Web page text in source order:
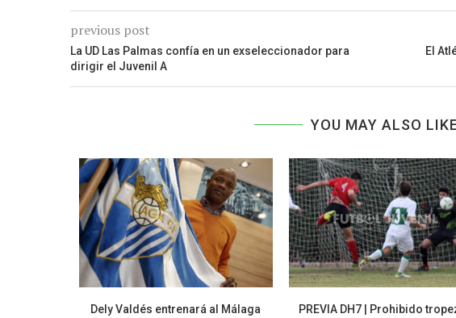
previous post
La UD Las Palmas confía en un exseleccionador para
dirigir el Juvenil A
El
YOU MAY ALSO
Dely Valdés entrenará al Málaga PREVIA DH7 | Prohibido